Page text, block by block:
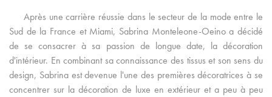
Après une carrière réussie dans le secteur de la mode entre le
Sud de la France et Miami, Sabrina Monteleone-Oeino a décidé
de se consacrer à sa passion de longue date, la décoration
d'intérieur. En combinant sa connaissance des tissus et son sens du
design, Sabrina est devenue l'une des premières décoratrices à se
concentrer sur la décoration de luxe en extérieur et a peu à peu